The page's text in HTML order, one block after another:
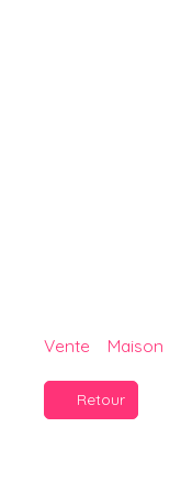
Vente Maison
Retour